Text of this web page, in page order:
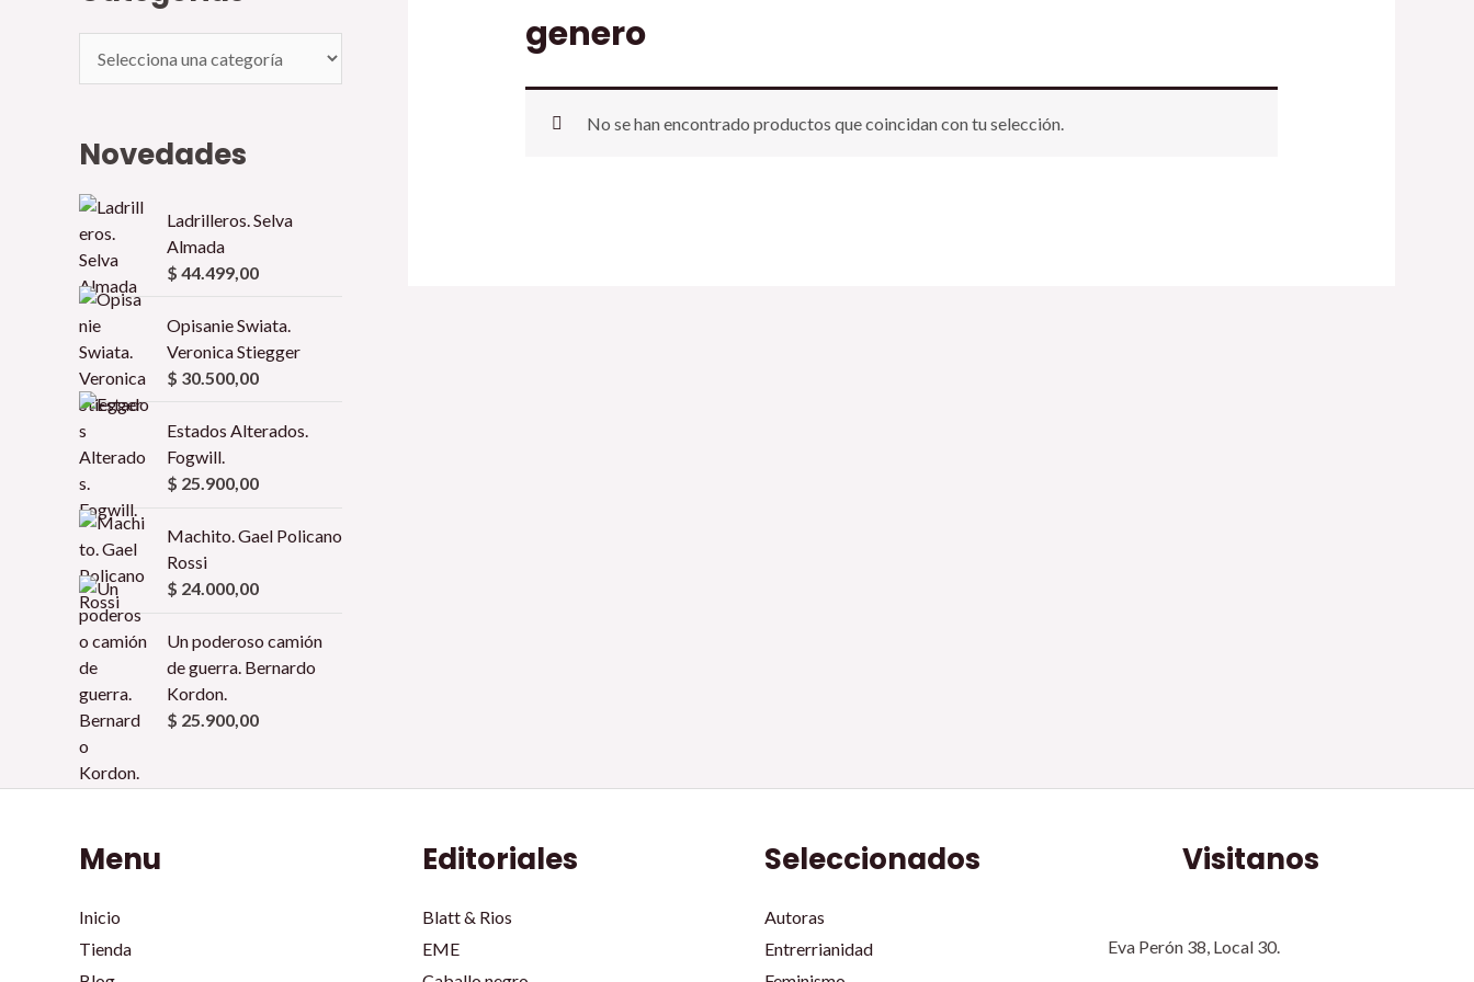
Novedades
Ladrilleros. Selva
Almada
$ 44.499,00
Opisanie Swiata.
Veronica Stiegger
$ 30.500,00
Estados Alterados.
Fogwill.
$ 25.900,00
Machito. Gael Policano
Rossi
$ 24.000,00
Un poderoso camión
de guerra. Bernardo
Kordon.
$ 25.900,00
genero
No se han encontrado productos que coincidan con tu selección.
Menu
Inicio
Tienda
Editoriales
Blatt & Rios
EME
Seleccionados
Autoras
Entrerrianidad
Visitanos
Eva Perón 38, Local 30.